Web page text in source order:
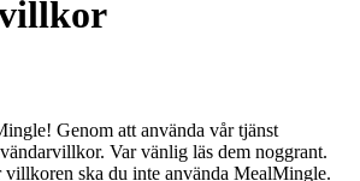
Genom att använda vår tjänst
Var vänlig läs dem noggrant.
ska du inte använda MealMingle.